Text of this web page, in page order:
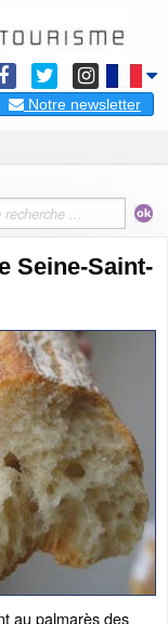
Notre newsletter
Seine-Saint-
au palmarès des